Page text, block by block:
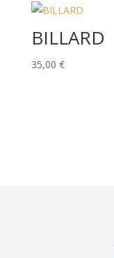
BILLARD
35,00 €